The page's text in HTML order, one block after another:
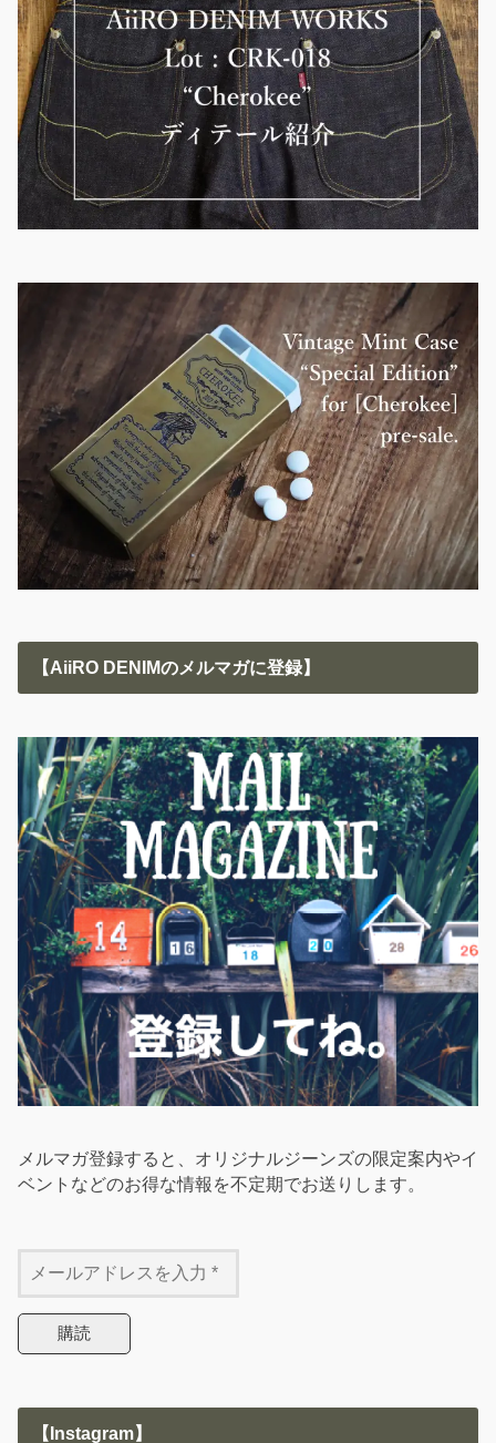
【AiiRO DENIMのメルマガに登録】
メルマガ登録すると、オリジナルジーンズの限定案内やイ
ベントなどのお得な情報を不定期でお送りします。
【Instagram】